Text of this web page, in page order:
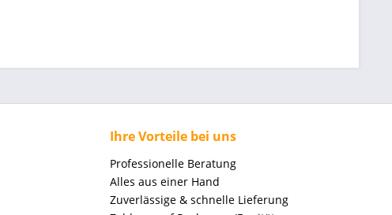
Ihre Vorteile bei uns
Professionelle Beratung
Alles aus einer Hand
Zuverlässige & schnelle Lieferung